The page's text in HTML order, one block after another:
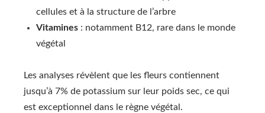
cellules et à la structure de l’arbre
Vitamines : notamment B12, rare dans le monde
végétal
Les analyses révèlent que les fleurs contiennent
jusqu’à 7% de potassium sur leur poids sec, ce qui
est exceptionnel dans le règne végétal.